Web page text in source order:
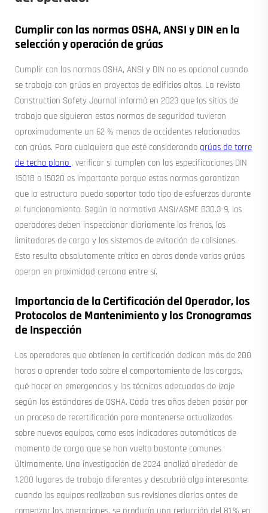
Cumplir con las normas OSHA, ANSI y DIN en la
selección y operación de grúas
Cumplir con las normas OSHA, ANSI y DIN no es opcional cuando
se trabaja con grúas en proyectos de edificios altos. La revista
Construction Safety Journal informó en 2023 que los sitios de
trabajo que siguieron estas normas de seguridad tuvieron
aproximadamente un 62 % menos de accidentes relacionados
con grúas. Para cualquiera que esté considerando grúas de torre
de techo plano , verificar si cumplen con las especificaciones DIN
15018 o 15020 es importante porque estas normas garantizan
que la estructura pueda soportar todo tipo de esfuerzos durante
el funcionamiento. Según la normativa ANSI/ASME B30.3-9, los
operadores deben inspeccionar diariamente los frenos, los
limitadores de carga y los sistemas de evitación de colisiones.
Esto resulta absolutamente crítico en obras donde varias grúas
operan en proximidad cercana entre sí.
Importancia de la Certificación del Operador, los
Protocolos de Mantenimiento y los Cronogramas
de Inspección
Los operadores que obtienen la certificación dedican más de 200
horas a aprender todo sobre el comportamiento de las cargas,
qué hacer en emergencias y las técnicas adecuadas de izaje
según los estándares de OSHA. Cada tres años deben pasar por
un proceso de recertificación para mantenerse actualizados
sobre nuevos equipos, como esos indicadores automáticos de
momento de carga que se han vuelto bastante comunes
últimamente. Una investigación de 2024 analizó alrededor de
1.200 lugares de trabajo diferentes y descubrió algo interesante:
cuando los equipos realizaban sus revisiones diarias antes de